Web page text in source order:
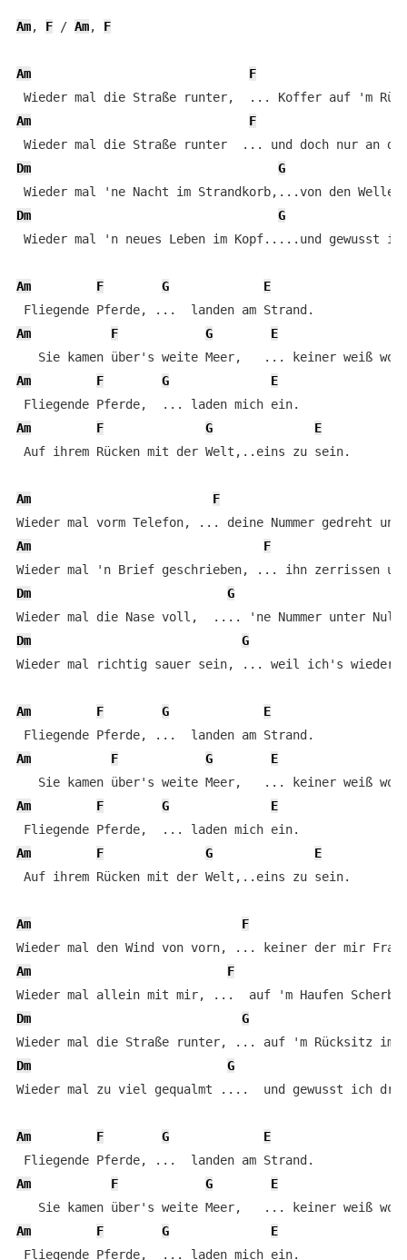
Am, F / Am, F
Am F
Am F
Dm G
Dm
G
Wieder mal 'n neues Leben im Kopf.....und gewusst
Am F G
E
Am
F G E
Am F G
E
Am
F G
E
Auf ihrem Rücken mit der Welt,..eins zu sein.
Am F
Am F
Dm G
Dm
G
Wieder mal richtig sauer sein, ... weil ich's wieder
Am F G
E
Am
F G E
Am F G
E
Am
F G
E
Auf ihrem Rücken mit der Welt,..eins zu sein.
Am F
Am F
Dm G
Dm
G
Wieder mal zu viel gequalmt ....  und gewusst ich
Am F G
E
Am
F G E
Am F G
E